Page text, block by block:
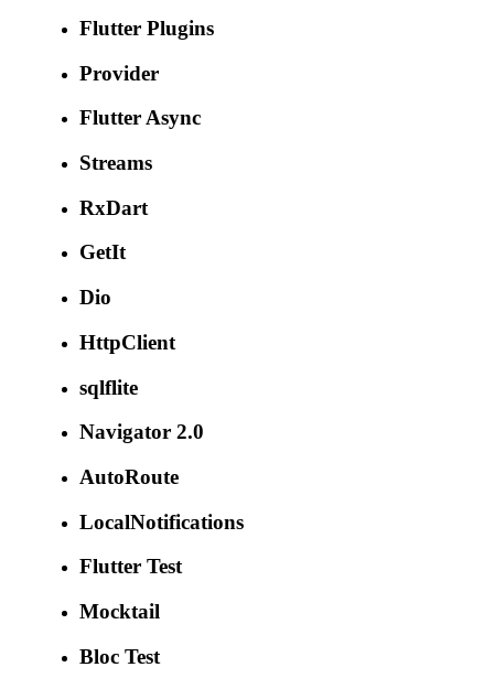
Flutter Plugins
Provider
Flutter Async
Streams
RxDart
GetIt
Dio
HttpClient
sqlflite
Navigator 2.0
AutoRoute
LocalNotifications
Flutter Test
Mocktail
Bloc Test